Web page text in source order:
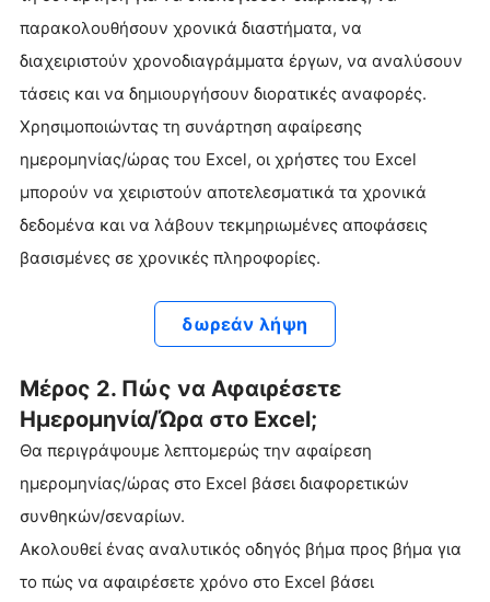
παρακολουθήσουν χρονικά διαστήματα, να
διαχειριστούν χρονοδιαγράμματα έργων, να αναλύσουν
τάσεις και να δημιουργήσουν διορατικές αναφορές.
Χρησιμοποιώντας τη συνάρτηση αφαίρεσης
ημερομηνίας/ώρας του Excel, οι χρήστες του Excel
μπορούν να χειριστούν αποτελεσματικά τα χρονικά
δεδομένα και να λάβουν τεκμηριωμένες αποφάσεις
βασισμένες σε χρονικές πληροφορίες.
δωρεάν λήψη
Μέρος 2. Πώς να Αφαιρέσετε
Ημερομηνία/Ώρα στο Excel;
Θα περιγράψουμε λεπτομερώς την αφαίρεση
ημερομηνίας/ώρας στο Excel βάσει διαφορετικών
συνθηκών/σεναρίων.
Ακολουθεί ένας αναλυτικός οδηγός βήμα προς βήμα για
το πώς να αφαιρέσετε χρόνο στο Excel βάσει